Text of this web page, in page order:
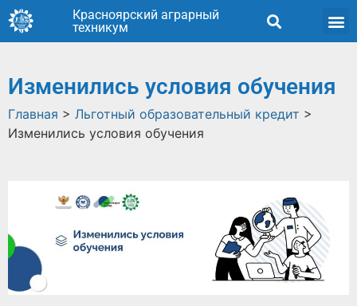
Красноярский аграрный
техникум
Изменились условия обучения
Главная > Льготный образовательный кредит >
Изменились условия обучения